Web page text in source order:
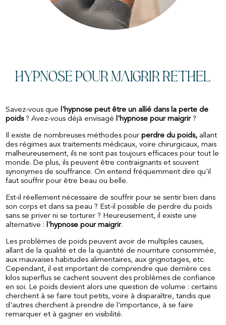
Hypnose pour Maigrir Rethel
Savez-vous que l'hypnose peut être un allié dans la perte de
poids? Avez-vous déjà envisagé l'hypnose pour maigrir?
Il existe de nombreuses méthodes pourperdre du poids, allant
des régimes aux traitements médicaux, voire chirurgicaux, mais
malheureusement, ils ne sont pas toujours efficaces pour tout le
monde. De plus, ils peuvent être contraignants et souvent
synonymes de souffrance. On entend fréquemment dire qu'il
faut souffrir pour être beau ou belle.
Est-il réellement nécessaire de souffrir pour se sentir bien dans
son corps et dans sa peau ? Est-il possible de perdre du poids
sans se priver ni se torturer ? Heureusement, il existe une
alternative :l'hypnose pour maigrir.
Les problèmes de poids peuvent avoir de multiples causes,
allant de la qualité et de la quantité de nourriture consommée,
aux mauvaises habitudes alimentaires, aux grignotages, etc.
Cependant, il est important de comprendre que derrière ces
kilos superflus se cachent souvent des problèmes de confiance
en soi. Le poids devient alors une question de volume : certains
cherchent à se faire tout petits, voire à disparaître, tandis que
d'autres cherchent à prendre de l'importance, à se faire
remarquer et à gagner en visibilité.